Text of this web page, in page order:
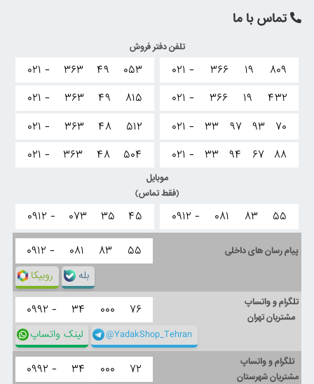
تماس با ما
تلفن دفتر فروش
۰۲۱ - ۳۶۶ ۱۹
۸۰۹
۰۲۱ -
۳۶۶ ۱۹
۴۳۲
۰۲۱ -
۳۳ ۹۷ ۹۳
۷۰
۰۲۱ -
۳۳ ۹۴ ۶۷ ۸۸
۰۲۱ - ۳۶۳ ۴۹
۰۵۳
۰۲۱ -
۳۶۳ ۴۹
۸۱۵
۰۲۱ -
۳۶۳ ۴۸
۵۱۲
۰۲۱ -
۳۶۳ ۴۸ ۵۰۴
موبایل
(فقط تماس)
۰۹۱۲ - ۰۸۱ ۸۳ ۵۵ ۰۹۱۲ - ۰۷۳ ۳۵ ۴۵
پیام رسان های داخلی ۰۹۱۲ - ۰۸۱ ۸۳ ۵۵
روبیکا بله
تلگرام و واتساپ
مشتریان تهران
۰۹۹۲ - ۳۴ ۰۰۰ ۷۶
لینک واتساپ @YadakShop_Tehran
تلگرام و واتساپ
مشتریان شهرستان
۰۹۹۲ - ۳۴ ۰۰۰ ۷۲